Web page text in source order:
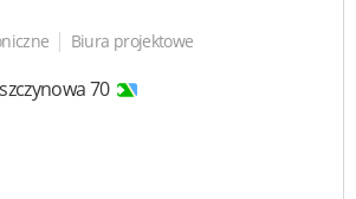
| Biura projektowe
70